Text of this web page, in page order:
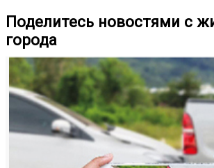
Поделитесь новостями с
города